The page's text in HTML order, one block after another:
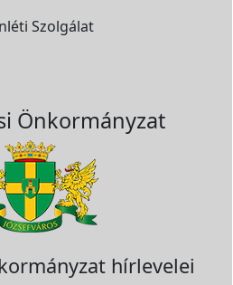
Szolgálat
Önkormányzat
hírlevelei